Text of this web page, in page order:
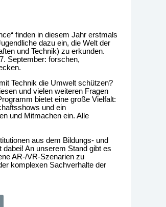
finden in diesem Jahr erstmals
dazu ein, die Welt der
und Technik) zu erkunden.
September: forschen,
Technik die Umwelt schützen?
und vielen weiteren Fragen
bietet eine große Vielfalt:
und ein
und Mitmachen ein. Alle
aus dem Bildungs- und
An unserem Stand gibt es
AR-/VR-Szenarien zu
komplexen Sachverhalte der